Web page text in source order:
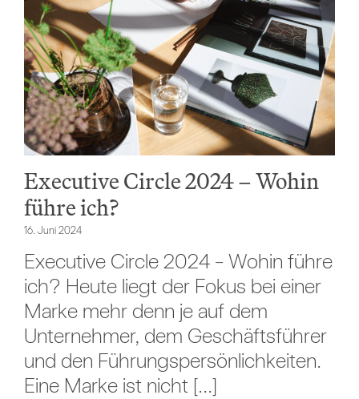
Executive Circle 2024 – Wohin
führe ich?
16. Juni 2024
Executive Circle 2024 - Wohin führe
ich? Heute liegt der Fokus bei einer
Marke mehr denn je auf dem
Unternehmer, dem Geschäftsführer
und den Führungspersönlichkeiten.
Eine Marke ist nicht [...]